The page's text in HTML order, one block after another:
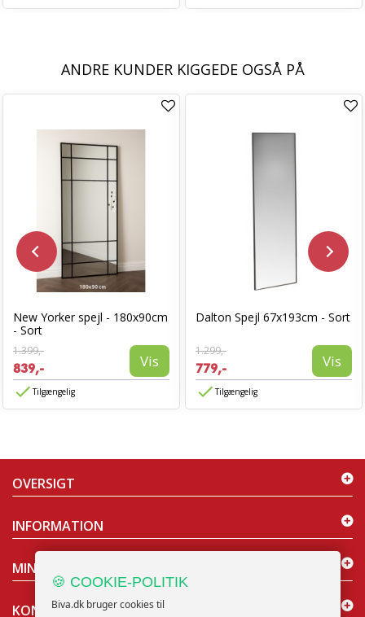
ANDRE KUNDER KIGGEDE OGSÅ PÅ
New Yorker spejl - 180x90cm
- Sort
1.399,-
839,- Vis
Tilgængelig
Dalton Spejl 67x193cm - Sort
1.299,-
779,- Vis
Tilgængelig
OVERSIGT
INFORMATION
MIN KONTO
KONTAKT OS
🍪 COOKIE-POLITIK
Biva.dk bruger cookies til